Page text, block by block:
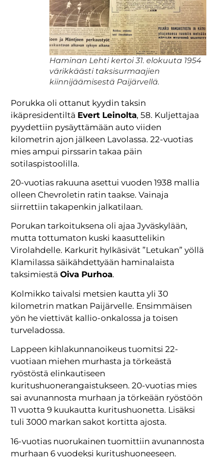
Haminan Lehti kertoi 31. elokuuta 1954
värikkäästi taksi­surmaajien
kiinnijäämisestä Paijärvellä.
Porukka oli ottanut kyydin taksin
ikäpresidentiltä Evert Leinolta, 58. Kuljettajaa
pyydettiin pysäyttämään auto viiden
kilometrin ajon jälkeen Lavolassa. 22-vuotias
mies ampui pirssarin takaa päin
sotilaspistoolilla.
20-vuotias rakuuna asettui vuoden 1938 mallia
olleen Chevroletin ratin taakse. Vainaja
siirrettiin takapenkin jalkatilaan.
Porukan tarkoituksena oli ajaa Jyväskylään,
mutta tottumaton kuski kaasuttelikin
Virolahdelle. Karkurit hylkäsivät ”Letukan” yöllä
Klamilassa säikähdettyään haminalaista
taksimiestäOiva Purhoa.
Kolmikko taivalsi metsien kautta yli 30
kilometrin matkan Paijärvelle. Ensimmäisen
yön he viettivät kallio-onkalossa ja toisen
turveladossa.
Lappeen kihlakunnanoikeus tuomitsi 22-
vuotiaan miehen murhasta ja törkeästä
ryöstöstä elinkautiseen
kuritushuonerangaistukseen. 20-vuotias mies
sai avunannosta murhaan ja törkeään ryöstöön
11 vuotta 9 kuukautta kuritushuonetta. Lisäksi
tuli 3000 markan sakot kortitta ajosta.
16-vuotias nuorukainen tuomittiin avunannosta
murhaan 6 vuodeksi kuritushuoneeseen.